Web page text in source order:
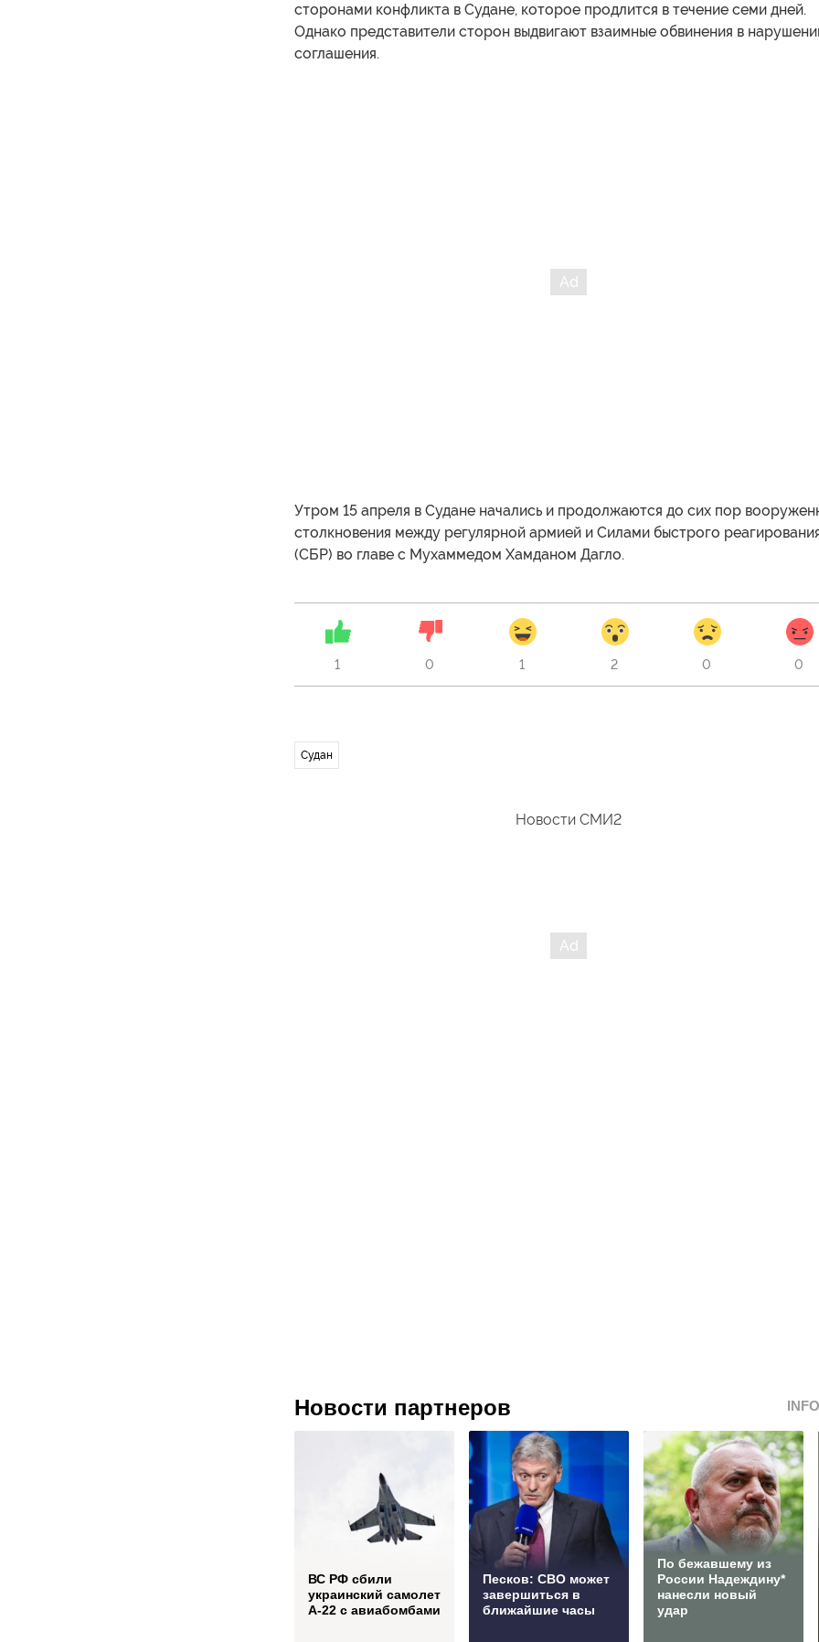
сторонами конфликта в Судане, которое продлится в течение семи дней.
Однако представители сторон выдвигают взаимные обвинения в
соглашения.
Утром 15 апреля в Судане начались и продолжаются до сих пор
столкновения между регулярной армией и Силами быстрого
(СБР) во главе с Мухаммедом Хамданом Дагло.
1 0 1 2 0 0
Судан
Новости СМИ2
Новости партнеров
ВС РФ сбили
украинский самолет
А-22 с авиабомбами
Песков: СВО может
завершиться в
ближайшие часы
По бежавшему из
России Надеждину*
нанесли новый
удар